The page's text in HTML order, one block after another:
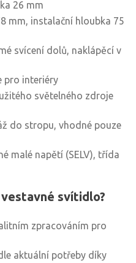
26 mm
mm, instalační hloubka 75
svícení dolů, naklápěcí v
pro interiéry
světelného zdroje
do stropu, vhodné pouze
malé napětí (SELV), třída
svítidlo?
zpracováním pro
aktuální potřeby díky